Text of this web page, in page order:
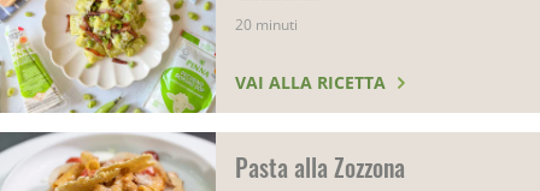
20 minuti
VAI ALLA RICETTA
Pasta alla Zozzona